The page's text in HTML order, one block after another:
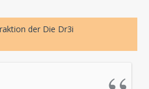
der Die Dr3i